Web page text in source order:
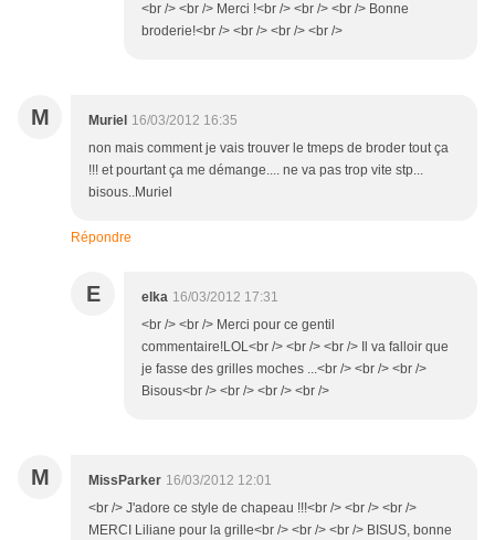
<br /> <br /> Merci !<br /> <br /> <br /> Bonne
broderie!<br /> <br /> <br /> <br />
M Muriel 16/03/2012 16:35
non mais comment je vais trouver le tmeps de broder tout ça
!!! et pourtant ça me démange.... ne va pas trop vite stp...
bisous..Muriel
Répondre
E elka 16/03/2012 17:31
<br /> <br /> Merci pour ce gentil
commentaire!LOL<br /> <br /> <br /> Il va falloir que
je fasse des grilles moches ...<br /> <br /> <br />
Bisous<br /> <br /> <br /> <br />
M MissParker 16/03/2012 12:01
<br /> J'adore ce style de chapeau !!!<br /> <br /> <br />
MERCI Liliane pour la grille<br /> <br /> <br /> BISUS, bonne